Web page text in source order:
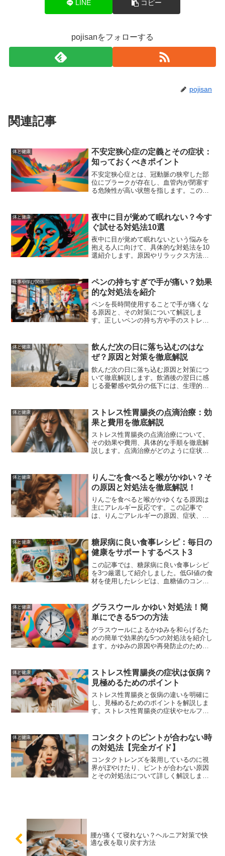
LINE コピー
pojisanをフォローする
pojisan
関連記事
体と健康
不安定狭心症の定義とその症状：
知っておくべきポイント
不安定狭心症とは、冠動脈の狭窄した部
位にプラークが存在し、血管内が閉塞す
る危険性が高い状態を指します。この記
慣の改善について詳しく解説します。
体と健康
夜中に目が覚めて眠れない？今す
ぐ試せる対処法10選
夜中に目が覚めて眠れないという悩みを
抱える人に向けて、具体的な対処法を10
選紹介します。原因やリラックス方法、
睡眠の質を向上させるための情報を提供
します。
仕事や学び関係
ペンの持ちすぎで手が痛い？効果
的な対処法を紹介
ペンを長時間使用することで手が痛くな
る原因と、その対策について解説しま
す。正しいペンの持ち方や手のストレッ
指します。
体と健康
飲んだ次の日に落ち込むのはな
ぜ？原因と対策を徹底解説
飲んだ次の日に落ち込む原因と対策につ
いて徹底解説します。飲酒後の翌日に感
じる憂鬱感や気分の低下には、生理的な
身につけるためのヒントを紹介します。
飲酒後の翌日も元気に過ごすための方法
を学びましょう。
体と健康
ストレス性胃腸炎の点滴治療：効
果と費用を徹底解説
ストレス性胃腸炎の点滴治療について、
その効果や費用、具体的な手順を徹底解
説します。点滴治療がどのように症状を
体と健康
りんごを食べると喉がかゆい？そ
の原因と対処法を徹底解説！
りんごを食べると喉がかゆくなる原因は
主にアレルギー反応です。この記事で
は、りんごアレルギーの原因、症状、対
します。
体と健康
糖尿病に良い食事レシピ：毎日の
健康をサポートするベスト3
この記事では、糖尿病に良い食事レシピ
を3つ厳選して紹介しました。低GI値の食
材を使用したレシピは、血糖値のコント
糖尿病の管理に役立ててください。
体と健康
グラスウール かゆい 対処法！簡
単にできる5つの方法
グラスウールによるかゆみを和らげるた
めの簡単で効果的な5つの対処法を紹介し
ます。かゆみの原因や再発防止のための
いて詳しく解説します。
体と健康
ストレス性胃腸炎の症状は仮病？
見極めるためのポイント
ストレス性胃腸炎と仮病の違いを明確に
し、見極めるためのポイントを解説しま
す。ストレス性胃腸炎の症状やセルフチ
く説明します。
体と健康
コンタクトのピントが合わない時
の対処法【完全ガイド】
コンタクトレンズを装用しているのに視
界がぼやけたり、ピントが合わない原因
とその対処法について詳しく解説しま
腰が痛くて寝れない？ヘルニア対策で快
適な夜を取り戻す方法